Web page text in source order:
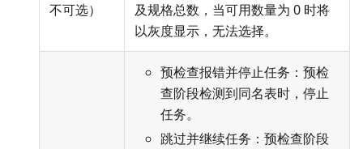
不可选）
及规格总数，当可用数量为 0 时将
以灰度显示，无法选择。
预检查报错并停止任务：预检
查阶段检测到同名表时，停止
任务。
跳过并继续任务：预检查阶段